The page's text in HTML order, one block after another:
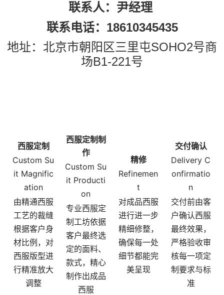
联系人：尹经理
联系电话：18610345435
地址：北京市朝阳区三里屯SOHO2号商
场B1-221号
西服定制
Custom Su
it Magnific
ation
由精通西服
工艺的裁缝
根据客户身
材比例，对
西服版型进
行精准放大
调整
西服定制制
作
Custom Su
it Producti
on
专业西服定
制工坊依据
客户最终选
定的面料、
款式，精心
制作出成品
西服
精修
Refinemen
t
对成品西服
进行进一步
精细修整，
确保每一处
细节都能完
美呈现
交付确认
Delivery C
onfirmatio
n
交付前由客
户确认西服
最终效果，
严格验收审
核每一项定
制要求与标
准